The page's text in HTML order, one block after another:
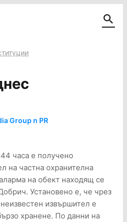
Group n PR
часа е получено
на частна охранителна
на обект находящ се
Установено е, че чрез
извършител е
хранене. По данни на